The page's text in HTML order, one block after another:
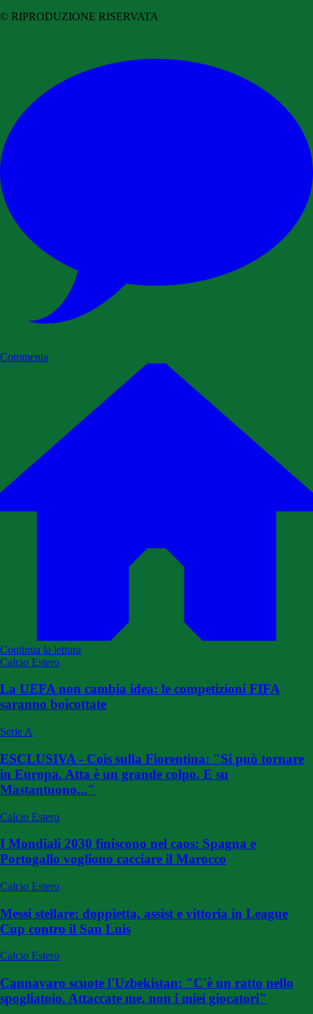
© RIPRODUZIONE RISERVATA
Commenta
Continua la lettura
Calcio Estero
La UEFA non cambia idea: le competizioni FIFA
saranno boicottate
Serie A
ESCLUSIVA - Cois sulla Fiorentina: "Si può tornare
in Europa. Atta è un grande colpo. E su
Mastantuono..."
Calcio Estero
I Mondiali 2030 finiscono nel caos: Spagna e
Portogallo vogliono cacciare il Marocco
Calcio Estero
Messi stellare: doppietta, assist e vittoria in League
Cup contro il San Luis
Calcio Estero
Cannavaro scuote l'Uzbekistan: "C'è un ratto nello
spogliatoio. Attaccate me, non i miei giocatori"